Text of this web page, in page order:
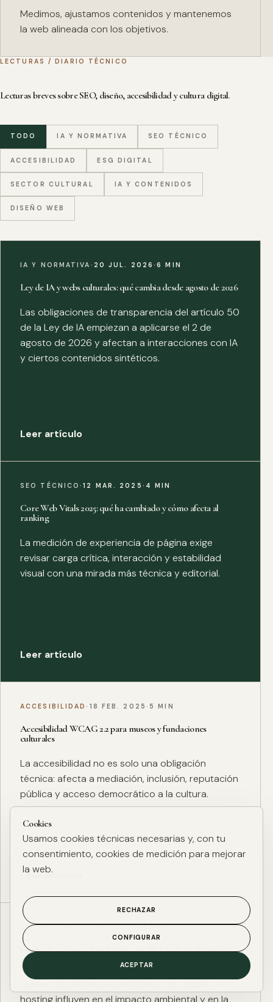
Medimos, ajustamos contenidos y mantenemos
la web alineada con los objetivos.
LECTURAS / DIARIO TÉCNICO
Lecturas breves sobre SEO, diseño, accesibilidad y cultura digital.
TODO IA Y NORMATIVA SEO TÉCNICO
ACCESIBILIDAD ESG DIGITAL
SECTOR CULTURAL IA Y CONTENIDOS
DISEÑO WEB
IA Y NORMATIVA · 20 JUL. 2026·6 MIN
Ley de IA y webs culturales: qué cambia desde agosto de 2026
Las obligaciones de transparencia del artículo 50
de la Ley de IA empiezan a aplicarse el 2 de
agosto de 2026 y afectan a interacciones con IA
y ciertos contenidos sintéticos.
Leer artículo
SEO TÉCNICO·12 MAR. 2025 · 4 MIN
Core Web Vitals 2025: qué ha cambiado y cómo afecta al
ranking
La medición de experiencia de página exige
revisar carga crítica, interacción y estabilidad
visual con una mirada más técnica y editorial.
Leer artículo
ACCESIBILIDAD · 18 FEB. 2025 · 5 MIN
Accesibilidad WCAG 2.2 para museos y fundaciones
culturales
La accesibilidad no es solo una obligación
técnica: afecta a mediación, inclusión, reputación
pública y acceso democrático a la cultura.
Leer artículo
ESG DIGITAL·27 ENE. 2025·4 MIN
Huella de carbono digital: cómo medir y reducir el impacto
ESG de una web
El peso de página, las imágenes, los scripts y el
hosting influyen en el impacto ambiental y en la
Cookies
Usamos cookies técnicas necesarias y, con tu
consentimiento, cookies de medición para mejorar
la web.
RECHAZAR
CONFIGURAR
ACEPTAR